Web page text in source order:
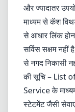
और ज्यादातर
माध्यम से कॅश
से आधार लिंक
सर्विस सक्षम
से नगद निकासी
की सूचि – List
Service के
स्टेटमेंट जैसी